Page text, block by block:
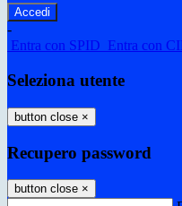
-
Entra con SPID Entra con
Seleziona utente
button close ×
Recupero password
button close ×